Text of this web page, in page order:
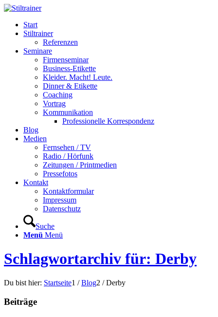
Start
Stiltrainer
Referenzen
Seminare
Firmenseminar
Business-Etikette
Kleider. Macht! Leute.
Dinner & Etikette
Coaching
Vortrag
Kommunikation
Professionelle Korrespondenz
Blog
Medien
Fernsehen / TV
Radio / Hörfunk
Zeitungen / Printmedien
Pressefotos
Kontakt
Kontaktformular
Impressum
Datenschutz
Suche
Menü Menü
Schlagwortarchiv für: Derby
Du bist hier: Startseite1 / Blog2 / Derby
Beiträge